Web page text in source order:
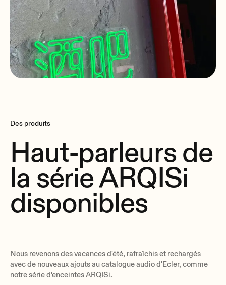
Des produits
Haut-parleurs de
la série ARQISi
disponibles
Nous revenons des vacances d'été, rafraîchis et rechargés
avec de nouveaux ajouts au catalogue audio d'Ecler, comme
notre série d'enceintes ARQISi.